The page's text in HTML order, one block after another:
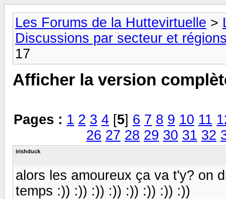
Les Forums de la Huttevirtuelle >
Discussions par secteur et
17
Afficher la version
Pages : 1 2 3 4 [5] 6 7 8 9 10 11
26 27 28 29 30 31 32
irishduck
alors les amoureux ça va t'y? on
temps :)) :)) :)) :)) :)) :)) :)) :))